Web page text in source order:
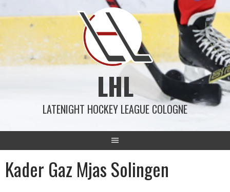
zum
LHL
LATENIGHT HOCKEY LEAGUE COLOGNE
Kader Gaz Mjas Solingen